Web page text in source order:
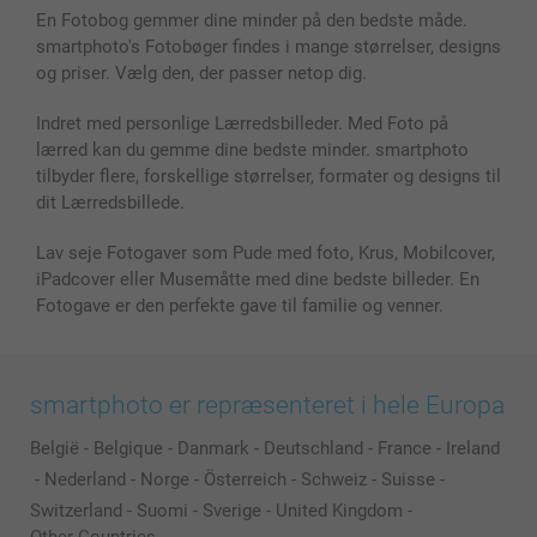
Cover til mobil & tablet
MyNameBook
Fotorammer & Tilbehør
Alle fotoprodukter
Sitemap
Betingelser og garantier
smartbonus
Priser & betaling
En Fotobog gemmer dine minder på den bedste måde.
smartphoto's Fotobøger findes i mange størrelser, designs
og priser. Vælg den, der passer netop dig.
Indret med personlige Lærredsbilleder. Med Foto på
lærred kan du gemme dine bedste minder. smartphoto
tilbyder flere, forskellige størrelser, formater og designs til
dit Lærredsbillede.
Lav seje Fotogaver som Pude med foto, Krus, Mobilcover,
iPadcover eller Musemåtte med dine bedste billeder. En
Fotogave er den perfekte gave til familie og venner.
smartphoto er repræsenteret i hele Europa
België - Belgique - Danmark - Deutschland - France - Ireland
- Nederland - Norge - Österreich - Schweiz - Suisse -
Switzerland - Suomi - Sverige - United Kingdom -